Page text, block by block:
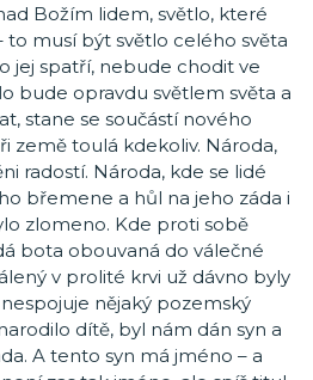
Božím lidem, světlo, které
musí být světlo celého světa
jej spatří, nebude chodit ve
bude opravdu světlem světa a
stane se součástí nového
země toulá kdekoliv. Národa,
radostí. Národa, kde se lidé
břemene a hůl na jeho záda i
zlomeno. Kde proti sobě
bota obouvaná do válečné
v prolité krvi už dávno byly
nějaký pozemský
dítě, byl nám dán syn a
A tento syn má jméno – a